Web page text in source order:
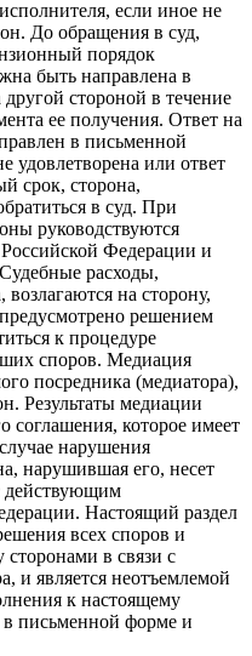
если иное не
До обращения в суд,
порядок
быть направлена в
стороной в течение
ее получения. Ответ на
в письменной
удовлетворена или ответ
срок, сторона,
в суд. При
руководствуются
Федерации и
расходы,
на сторону,
решением
к процедуре
споров. Медиация
посредника (медиатора),
Результаты медиации
соглашения, которое имеет
нарушения
нарушившая его, несет
действующим
Настоящий раздел
всех споров и
в связи с
и является неотъемлемой
к настоящему
письменной форме и